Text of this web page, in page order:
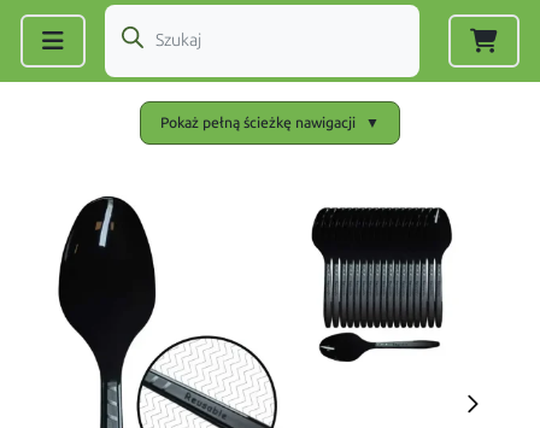
Pokaż pełną ścieżkę nawigacji ▼